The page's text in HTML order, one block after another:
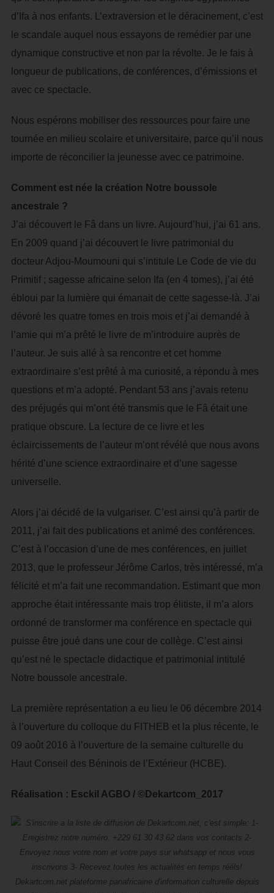
d’Ifa à nos enfants. L’extraversion et le déracinement, c’est
le scandale auquel nous essayons de remédier par une
dynamique constructive et non par la révolte. Je le fais à
longueur de publications, de conférences, d’émissions et
avec ce spectacle.
Nous espérons mobiliser des ressources pour faire une
tournée en milieu scolaire et universitaire, parce qu’il nous
importe de réconcilier la jeunesse avec ce patrimoine.
Comment est née la création Notre boussole
ancestrale ?
J’ai découvert le Fâ dans un livre. Aujourd’hui, j’ai 61 ans.
En 2009 quand j’ai découvert le livre patrimonial du
docteur Adjou-Moumouni qui s’intitule Le Code de vie du
Primitif ; sagesse africaine selon Ifa (en 4 tomes), j’ai été
ébloui par la lumière qui émanait de cette sagesse-là. J’ai
dévoré les quatre tomes en trois mois et j’ai demandé à
l’amie qui m’a prêté le livre de m’introduire auprès de
l’auteur. Je suis allé à sa rencontre et cet homme
extraordinaire s’est prêté à ma curiosité, a répondu à mes
questions et m’a adopté. Pendant 53 ans j’avais retenu
des préjugés qui m’ont été transmis que le Fâ était une
pratique obscure. La lecture de ce livre et les
éclaircissements de l’auteur m’ont révélé que nous avons
hérité d’une science extraordinaire et d’une sagesse
universelle.
Alors j’ai décidé de la vulgariser. C’est ainsi qu’à partir de
2011, j’ai fait des publications et animé des conférences.
C’est à l’occasion d’une de mes conférences, en juillet
2013, que le professeur Jérôme Carlos, très intéressé, m’a
félicité et m’a fait une recommandation. Estimant que mon
approche était intéressante mais trop élitiste, il m’a alors
ordonné de transformer ma conférence en spectacle qui
puisse être joué dans une cour de collège. C’est ainsi
qu’est né le spectacle didactique et patrimonial intitulé
Notre boussole ancestrale.
La première représentation a eu lieu le 06 décembre 2014
à l’ouverture du colloque du FITHEB et la plus récente, le
09 août 2016 à l’ouverture de la semaine culturelle du
Haut Conseil des Béninois de l’Extérieur (HCBE).
Réalisation : Esckil AGBO / ©Dekartcom_2017